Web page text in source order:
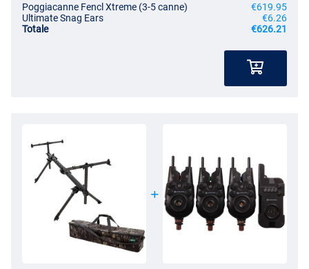
Poggiacanne Fencl Xtreme (3-5 canne)
€619.95
Ultimate Snag Ears
€6.26
Totale
€626.21